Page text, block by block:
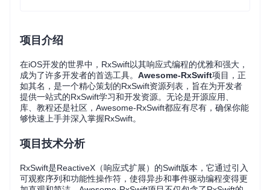
项目介绍
在iOS开发的世界中，RxSwift以其响应式编程的优雅和强大，
成为了许多开发者的首选工具。 Awesome-RxSwift项目，正
如其名，是一个精心策划的RxSwift资源列表，旨在为开发者
提供一站式的RxSwift学习和开发资源。无论是开源应用、
库、教程还是社区，Awesome-RxSwift都应有尽有，确保你能
够快速上手并深入掌握RxSwift。
项目技术分析
RxSwift是ReactiveX（响应式扩展）的Swift版本，它通过引入
可观察序列和功能性操作符，使得异步和事件驱动编程变得更